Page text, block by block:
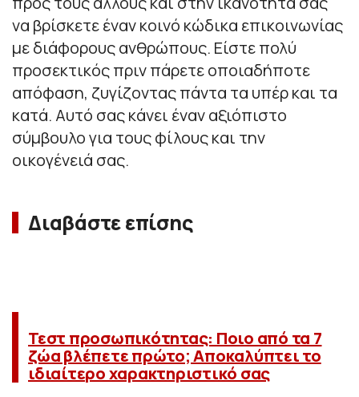
να βρίσκετε έναν κοινό κώδικα επικοινωνίας
με διάφορους ανθρώπους. Είστε πολύ
προσεκτικός πριν πάρετε οποιαδήποτε
απόφαση, ζυγίζοντας πάντα τα υπέρ και τα
κατά. Αυτό σας κάνει έναν αξιόπιστο
σύμβουλο για τους φίλους και την
οικογένειά σας.
Διαβάστε επίσης
Τεστ προσωπικότητας: Ποιο από τα 7
ζώα βλέπετε πρώτο; Αποκαλύπτει το
ιδιαίτερο χαρακτηριστικό σας